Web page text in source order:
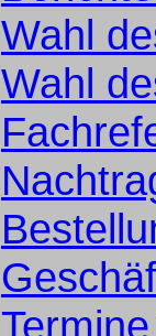
Wahl
Wahl